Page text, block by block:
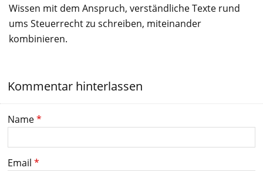
Wissen mit dem Anspruch, verständliche Texte rund
ums Steuerrecht zu schreiben, miteinander
kombinieren.
Kommentar hinterlassen
Name*
Email *